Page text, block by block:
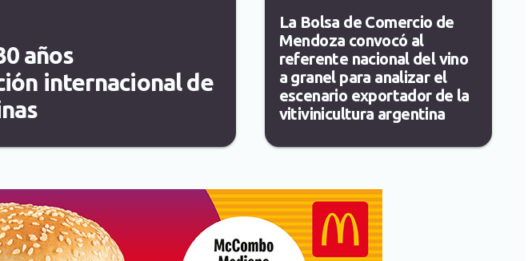
años
internacional de
La Bolsa de Comercio de
Mendoza convocó al
referente nacional del vino
a granel para analizar el
escenario exportador de la
vitivinicultura argentina